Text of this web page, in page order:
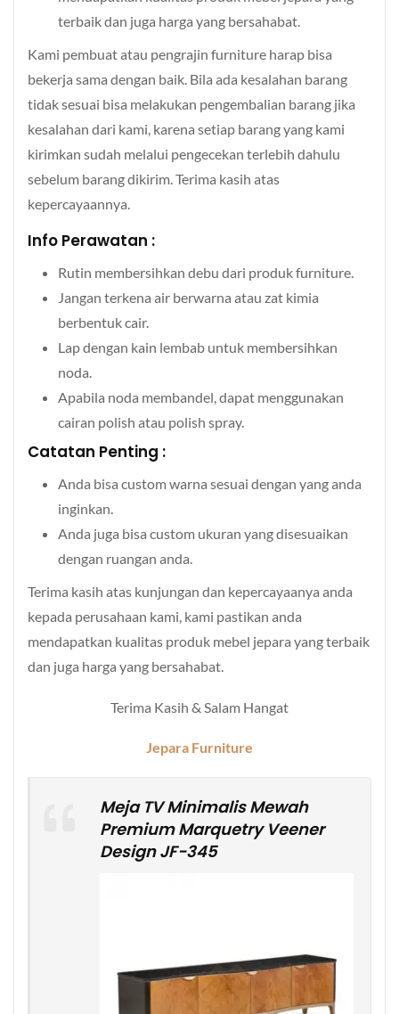
terbaik dan juga harga yang bersahabat.
Kami pembuat atau pengrajin furniture harap bisa
bekerja sama dengan baik. Bila ada kesalahan barang
tidak sesuai bisa melakukan pengembalian barang jika
kesalahan dari kami, karena setiap barang yang kami
kirimkan sudah melalui pengecekan terlebih dahulu
sebelum barang dikirim. Terima kasih atas
kepercayaannya.
Info Perawatan :
Rutin membersihkan debu dari produk furniture.
Jangan terkena air berwarna atau zat kimia
berbentuk cair.
Lap dengan kain lembab untuk membersihkan
noda.
Apabila noda membandel, dapat menggunakan
cairan polish atau polish spray.
Catatan Penting :
Anda bisa custom warna sesuai dengan yang anda
inginkan.
Anda juga bisa custom ukuran yang disesuaikan
dengan ruangan anda.
Terima kasih atas kunjungan dan kepercayaanya anda
kepada perusahaan kami, kami pastikan anda
mendapatkan kualitas produk mebel jepara yang terbaik
dan juga harga yang bersahabat.
Terima Kasih & Salam Hangat
Jepara Furniture
Meja TV Minimalis Mewah
Premium Marquetry Veener
Design JF-345